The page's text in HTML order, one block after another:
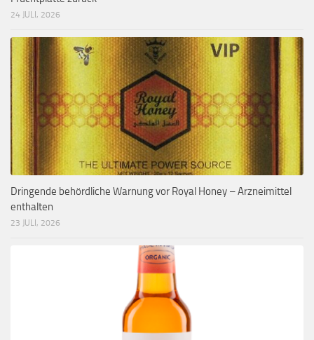
24 JULI, 2026
Dringende behördliche Warnung vor Royal Honey – Arzneimittel
enthalten
23 JULI, 2026